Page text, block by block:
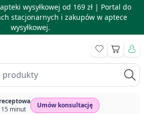
wysyłkowej od 169 zł | Portal do
stacjonarnych i zakupów w aptece
wysyłkowej.
Koszyk
minut
Umów konsultację